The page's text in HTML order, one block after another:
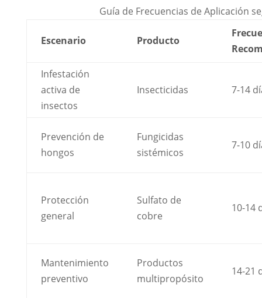
Guía de Frecuencias de Aplicación
Escenario Producto
Infestación
activa de
insectos
Insecticidas 7-14
Prevención de
hongos
Fungicidas
sistémicos
7-10
Protección
general
Sulfato de
cobre
10-14
Mantenimiento
preventivo
Productos
multipropósito
14-21